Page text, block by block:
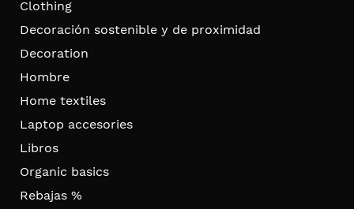
Clothing
Decoración sostenible y de proximidad
Decoration
Hombre
Home textiles
Laptop accesories
Libros
Organic basics
Rebajas %